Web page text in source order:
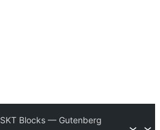
SKT Blocks — Gutenberg